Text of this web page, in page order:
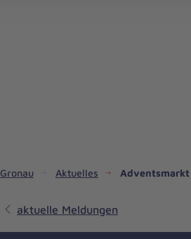
Gronau Aktuelles
aktuelle Meldungen